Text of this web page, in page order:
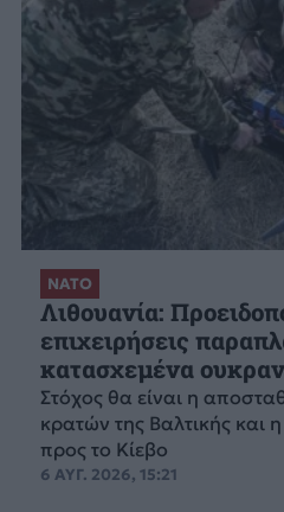
ΝΑΤΟ
Λιθουανία:
επιχειρήσεις
κατασχεμένα
Στόχος θα είναι η
κρατών της Βαλτικής και
προς το Κίεβο
6 ΑΥΓ. 2026, 15:21